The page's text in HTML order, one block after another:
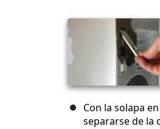
Con la solapa
separarse de la